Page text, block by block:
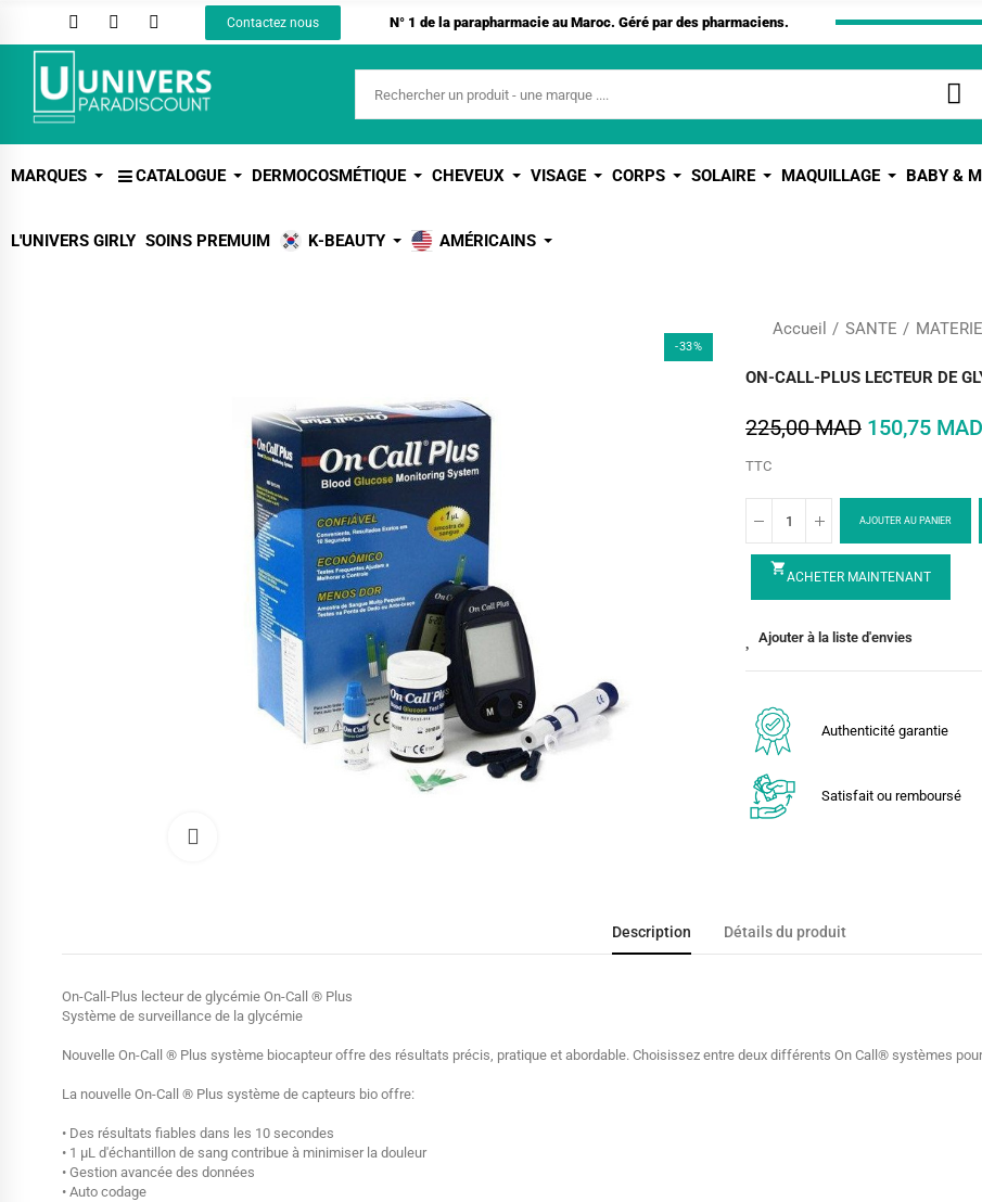
Contactez nous N° 1 de la parapharmacie au Maroc. Géré par des pharmaciens.
MARQUES CATALOGUE DERMOCOSMÉTIQUE CHEVEUX VISAGE CORPS SOLAIRE MAQUILLAGE BABY &
L'UNIVERS GIRLY SOINS PREMUIM K-BEAUTY AMÉRICAINS
-33%
Accueil SANTE
ON-CALL-PLUS LECTEUR DE
225,00 MAD 150,75 MAD
TTC
AJOUTER AU PANIER
shopping_cart
ACHETER MAINTENANT
Ajouter à la liste d'envies
Authenticité garantie
Satisfait ou remboursé
Description Détails du produit
On-Call-Plus lecteur de glycémie On-Call ® Plus
Système de surveillance de la glycémie
Nouvelle On-Call ® Plus système biocapteur offre des résultats précis, pratique et abordable. Choisissez entre deux différents On Call® systèmes
La nouvelle On-Call ® Plus système de capteurs bio offre:
• Des résultats fiables dans les 10 secondes
• 1 μL d'échantillon de sang contribue à minimiser la douleur
• Gestion avancée des données
• Auto codage